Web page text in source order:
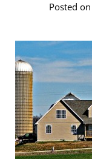
Posted